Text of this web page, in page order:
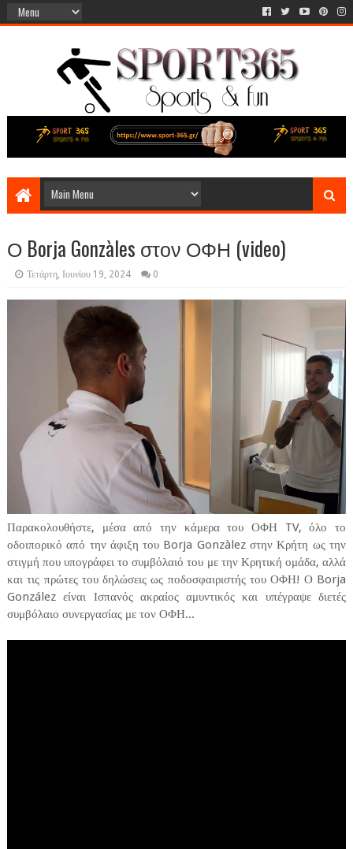
Ο Borja Gonzàles στον ΟΦΗ (video)
Τετάρτη, Ιουνίου 19, 2024 0
Παρακολουθήστε, μέσα από την κάμερα του ΟΦΗ TV, όλο το
οδοιπορικό από την άφιξη του Borja Gonzàlez στην Κρήτη ως την
στιγμή που υπογράφει το συμβόλαιό του με την Κρητική ομάδα, αλλά
και τις πρώτες του δηλώσεις ως ποδοσφαιριστής του ΟΦΗ! Ο Borja
González είναι Ισπανός ακραίος αμυντικός και υπέγραψε διετές
συμβόλαιο συνεργασίας με τον ΟΦΗ...